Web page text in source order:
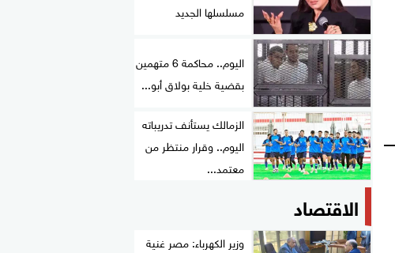
مسلسلها الجديد
اليوم.. محاكمة 6 متهمين
بقضية خلية بولاق أبو...
الزمالك يستأنف تدريباته
اليوم.. وقرار منتظر من
معتمد...
الاقتصاد
وزير الكهرباء: مصر غنية